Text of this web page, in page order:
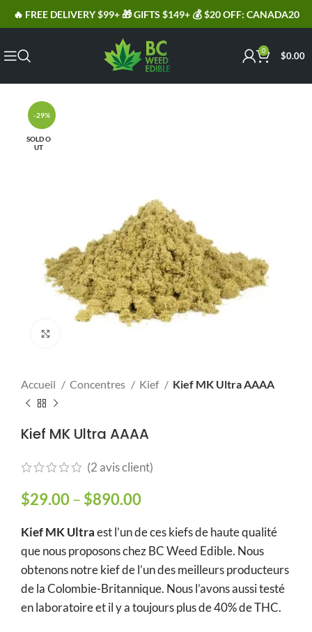
🔥 FREE DELIVERY $99+ 🎁 GIFTS $149+ 💰 $20 OFF: CANADA20
0 $0.00
-29%
SOLD O
UT
Accueil Concentres Kief Kief MK Ultra AAAA
Kief MK Ultra AAAA
(2avis client)
$29.00– $890.00
Kief MK Ultraest l’un de ces kiefs de haute qualité
que nous proposons chez BC Weed Edible. Nous
obtenons notre kief de l’un des meilleurs producteurs
de la Colombie-Britannique. Nous l’avons aussi testé
en laboratoire et il y a toujours plus de 40% de THC.